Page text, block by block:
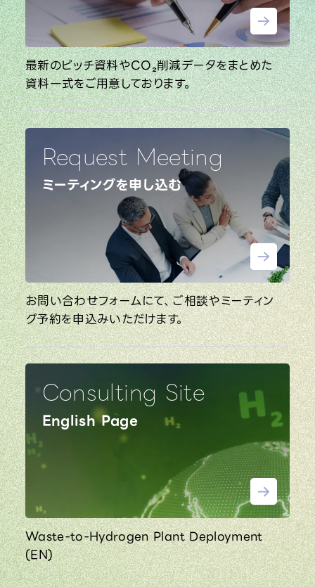
最新のピッチ資料やCO₂削減データをまとめた
資料一式をご用意しております。
Request Meeting
ミーティングを申し込む
お問い合わせフォームにて、ご相談やミーティン
グ予約を申込みいただけます。
Consulting Site
English Page
Waste-to-Hydrogen Plant Deployment
(EN)